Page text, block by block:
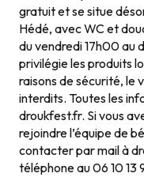
gratuit et se situe
Hédé, avec WC et
du vendredi 17h00 au
privilégie les produits
raisons de sécurité, le
interdits. Toutes les
droukfest.fr. Si vous
rejoindre l’équipe de
contacter par mail à
téléphone au 06 10 13